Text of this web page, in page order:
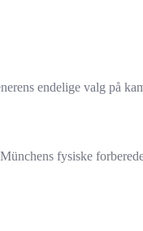
endelige valg på
fysiske